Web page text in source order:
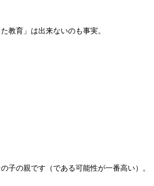
教育」は出来ないのも事実。
子の親です（である可能性が一番高い）。